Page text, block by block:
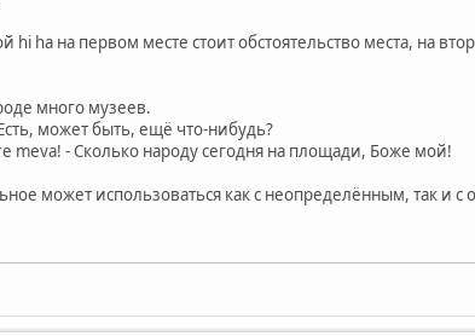
ha на первом месте стоит обстоятельство места, на
много музеев.
может быть, ещё что-нибудь?
meva! - Сколько народу сегодня на площади, Боже мой!
может использоваться как с неопределённым, так и